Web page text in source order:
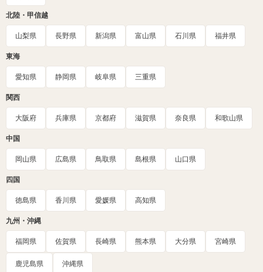
北陸・甲信越
山梨県 長野県 新潟県 富山県 石川県 福井県
東海
愛知県 静岡県 岐阜県 三重県
関西
大阪府 兵庫県 京都府 滋賀県 奈良県 和歌山県
中国
岡山県 広島県 鳥取県 島根県 山口県
四国
徳島県 香川県 愛媛県 高知県
九州・沖縄
福岡県 佐賀県 長崎県 熊本県 大分県 宮崎県
鹿児島県 沖縄県